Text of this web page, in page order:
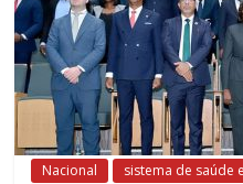
Nacional sistema de saúde